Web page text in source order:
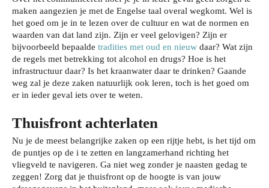
maken aangezien je met de Engelse taal overal wegkomt. Wel is
het goed om je in te lezen over de cultuur en wat de normen en
waarden van dat land zijn. Zijn er veel gelovigen? Zijn er
bijvoorbeeld bepaalde tradities met oud en nieuw daar? Wat zijn
de regels met betrekking tot alcohol en drugs? Hoe is het
infrastructuur daar? Is het kraanwater daar te drinken? Gaande
weg zal je deze zaken natuurlijk ook leren, toch is het goed om
er in ieder geval iets over te weten.
Thuisfront achterlaten
Nu je de meest belangrijke zaken op een rijtje hebt, is het tijd om
de puntjes op de i te zetten en langzamerhand richting het
vliegveld te navigeren. Ga niet weg zonder je naasten gedag te
zeggen! Zorg dat je thuisfront op de hoogte is van jouw